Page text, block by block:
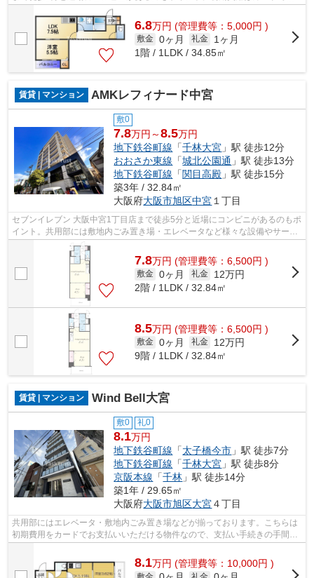
済いただけます。利便性の高い徒歩10...
6.8万円 (管理費等：5,000円 )
敷金 0ヶ月 礼金
1ヶ月
1階 / 1LDK / 34.85㎡
賃貸 | マンション AMKレフィナード中宮
敷0
7.8万円～8.5万円
地下鉄谷町線 「千林大宮 」駅 徒歩12分
おおさか東線 「城北公園通 」駅 徒歩13分
地下鉄谷町線 「関目高殿 」駅 徒歩15分
築3年 / 32.84㎡
大阪府大阪市旭区中宮 １丁目
セブンイレブン 大阪中宮1丁目店まで徒歩5分と近場にコンビニがあるのもポ
イント。共用部には敷地内ごみ置き場・エレベータなど様々な設備やサービ
スが揃っているので便利です。こちら...
7.8万円 (管理費等：6,500円 )
敷金 0ヶ月 礼金
12万円
2階 / 1LDK / 32.84㎡
8.5万円 (管理費等：6,500円 )
敷金 0ヶ月 礼金
12万円
9階 / 1LDK / 32.84㎡
賃貸 | マンション Wind Bell大宮
敷0 礼0
8.1万円
地下鉄谷町線 「太子橋今市 」駅 徒歩7分
地下鉄谷町線 「千林大宮 」駅 徒歩8分
京阪本線 「千林 」駅 徒歩14分
築1年 / 29.65㎡
大阪府大阪市旭区大宮４丁目
共用部にはエレベータ・敷地内ごみ置き場などが揃っております。こちらは
初期費用をカードでお支払いいただける物件なので、支払い手続きの手間が
省けます。2駅利用ができるので電車の...
8.1万円 (管理費等：10,000円 )